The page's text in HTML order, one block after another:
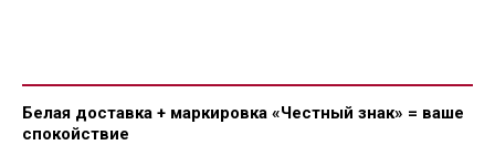
Белая доставка + маркировка «Честный знак» = ваше
спокойствие